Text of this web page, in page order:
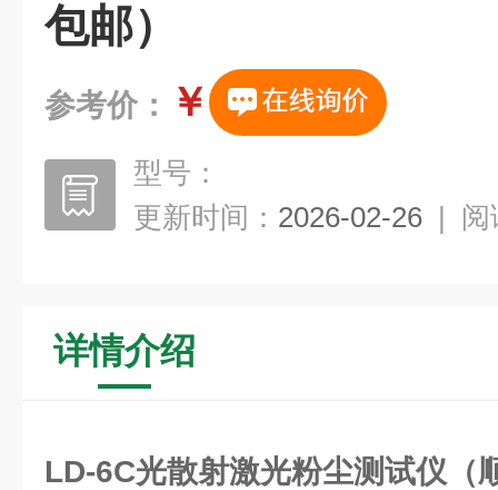
包邮）
参考价： ￥
型号：
更新时间： 2026-02-26 | 阅
详情介绍
LD-6C光散射激光粉尘测试仪（